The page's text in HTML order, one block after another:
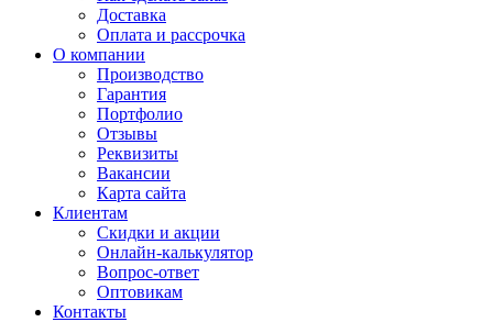
Доставка
Оплата и рассрочка
О компании
Производство
Гарантия
Портфолио
Отзывы
Реквизиты
Вакансии
Карта сайта
Клиентам
Скидки и акции
Онлайн-калькулятор
Вопрос-ответ
Оптовикам
Контакты